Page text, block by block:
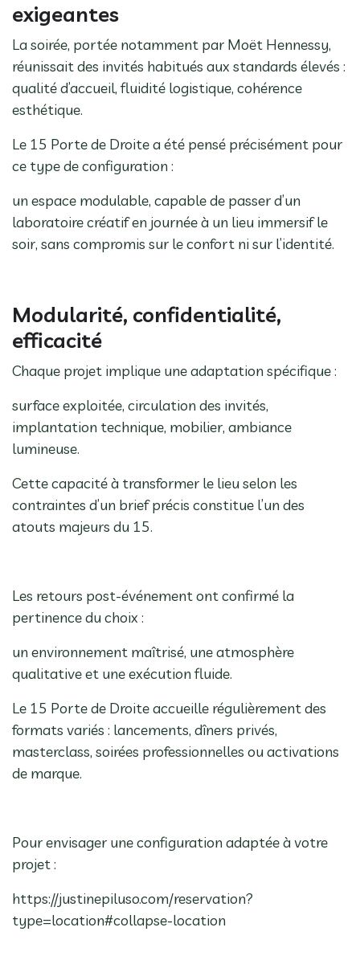
exigeantes
La soirée, portée notamment par Moët Hennessy,
réunissait des invités habitués aux standards élevés :
qualité d’accueil, fluidité logistique, cohérence
esthétique.
Le 15 Porte de Droite a été pensé précisément pour
ce type de configuration :
un espace modulable, capable de passer d’un
laboratoire créatif en journée à un lieu immersif le
soir, sans compromis sur le confort ni sur l’identité.
Modularité, confidentialité,
efficacité
Chaque projet implique une adaptation spécifique :
surface exploitée, circulation des invités,
implantation technique, mobilier, ambiance
lumineuse.
Cette capacité à transformer le lieu selon les
contraintes d’un brief précis constitue l’un des
atouts majeurs du 15.
Les retours post-événement ont confirmé la
pertinence du choix :
un environnement maîtrisé, une atmosphère
qualitative et une exécution fluide.
Le 15 Porte de Droite accueille régulièrement des
formats variés : lancements, dîners privés,
masterclass, soirées professionnelles ou activations
de marque.
Pour envisager une configuration adaptée à votre
projet :
https://justinepiluso.com/reservation?
type=location#collapse-location